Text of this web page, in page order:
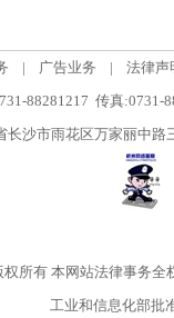
| 广告业务 |
法律声
88281217 传真:0731-
长沙市雨花区万家丽中
权所有本网站法律事务全
工业和信息化部批